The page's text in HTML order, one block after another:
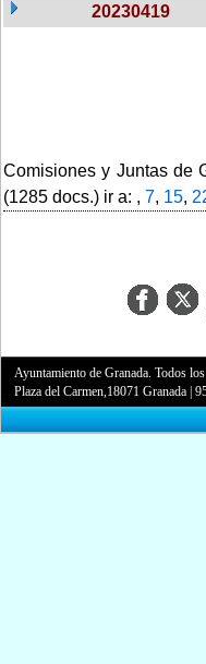
20230419
Comisiones y Juntas de
(1285 docs.) ir a: , 7, 15,
Ayuntamiento de Granada. Todos
Plaza del Carmen,18071 Granada |